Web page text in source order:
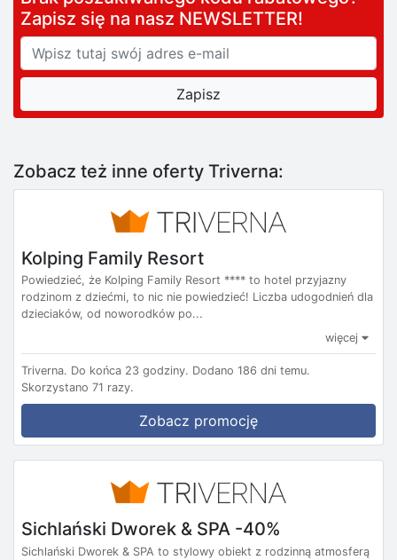
Zapisz się na nasz NEWSLETTER!
Zobacz też inne oferty Triverna:
Kolping Family Resort
Powiedzieć, że Kolping Family Resort **** to hotel przyjazny
rodzinom z dziećmi, to nic nie powiedzieć! Liczba udogodnień dla
dzieciaków, od noworodków po...
więcej
Triverna. Do końca 23 godziny. Dodano 186 dni temu.
Skorzystano 71 razy.
Zobacz promocję
Sichlański Dworek & SPA -40%
Sichlański Dworek & SPA to stylowy obiekt z rodzinną atmosferą